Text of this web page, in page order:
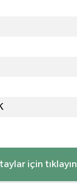
için tıklayın